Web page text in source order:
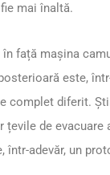
mai înaltă.
față mașina
este,
complet diferit.
țevile de
într-adevăr, un